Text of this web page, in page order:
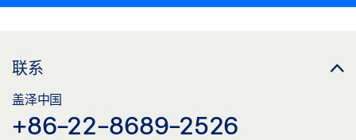
联系
盖泽中国
+86-22-8689-2526